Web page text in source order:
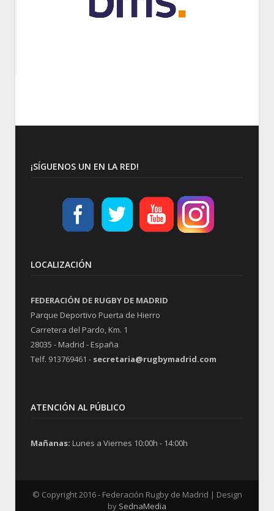
¡SÍGUENOS UN EN LA RED!
LOCALIZACIÓN
FEDERACIÓN DE RUGBY DE MADRID
Parque Deportivo Puerta de Hierro
Carretera del Pardo, Km. 1
28035 - Madrid - España
Telf. 913769461 - secretaria@rugbymadrid.com
ATENCIÓN AL PÚBLICO
Mañanas: Lunes a Viernes 10:00h - 14:00h
© Copyright 2016 - Federación Rugby de Madrid | Design
by SednaMedia